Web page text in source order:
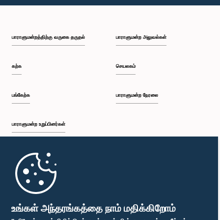
உங்கள் அந்தரங்கத்தை நாம் மதிக்கிறோம்
பி.ப. 1:49 - பி.ப. 1:56
பி.ப. 2:05 - பி.ப. 2:29
பி.ப. 2:54 - பி.ப. 3:09
பாராளுமன்றத்திற்கு வருகை தருதல்
கற்க
பங்கேற்க
பாராளுமன்ற உறுப்பினர்கள்
முதற்பக்கம்
பாராளுமன்ற அலுவல்கள்
செயலகம்
பாராளுமன்ற நேரலை
பாராளுமன்ற கையடக்க செயலி